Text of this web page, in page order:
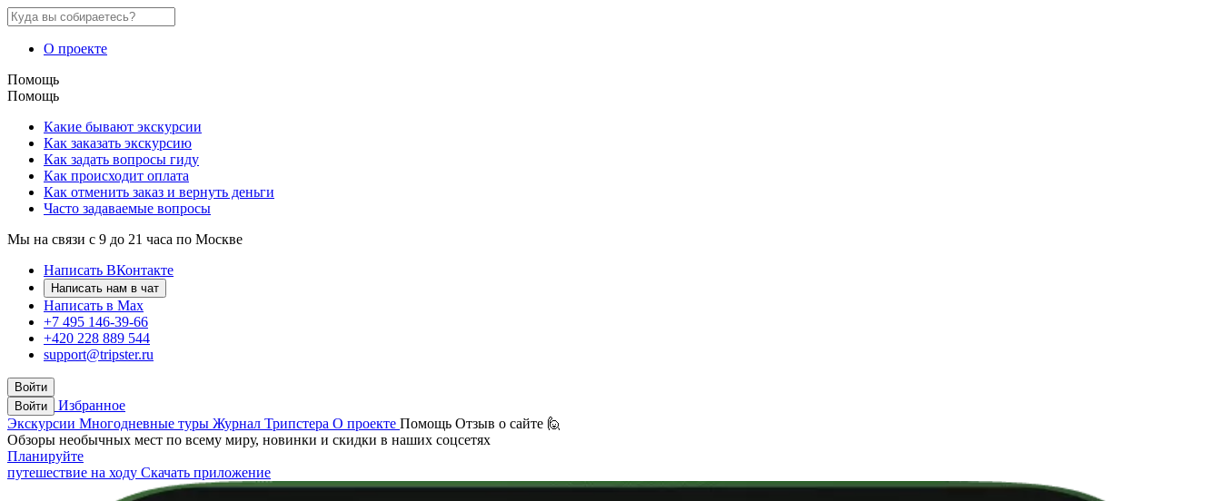
О проекте
Помощь
Помощь
Какие бывают экскурсии
Как заказать экскурсию
Как задать вопросы гиду
Как происходит оплата
Как отменить заказ и вернуть деньги
Часто задаваемые вопросы
Мы на связи с 9 до 21 часа по Москве
Написать ВКонтакте
Написать нам в чат
Написать в Max
+7 495 146-39-66
+420 228 889 544
support@tripster.ru
Войти
Войти
Избранное
Экскурсии Многодневные туры Журнал Трипстера О проекте Помощь Отзыв о сайте 🙋
Обзоры необычных мест по всему миру, новинки и скидки в наших соцсетях
Планируйте
путешествие на ходу Скачать приложение